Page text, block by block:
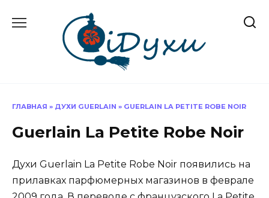
содержанию
ГЛАВНАЯ » ДУХИ GUERLAIN » GUERLAIN LA PETITE ROBE NOIR
Guerlain La Petite Robe Noir
Духи Guerlain La Petite Robe Noir появились на
прилавках парфюмерных магазинов в феврале